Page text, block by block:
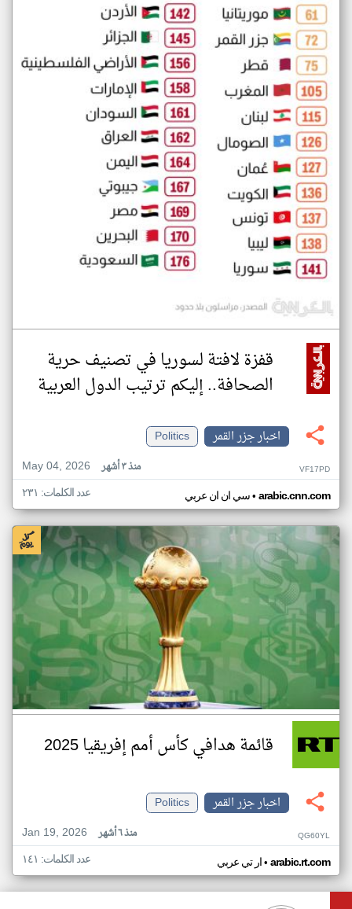
قفزة لافتة لسوريا في تصنيف حرية
الصحافة.. إليكم ترتيب الدول العربية
اخبار جزر القمر
Politics
May 04, 2026
منذ ٣ أشهر VF17PD
سي ان ان عربي• arabic.cnn.com عدد الكلمات: ٢٣١
قائمة هدافي كأس أمم إفريقيا 2025
اخبار جزر القمر
Politics
Jan 19, 2026
منذ ٦ أشهر QG60YL
ار تي عربي• arabic.rt.com عدد الكلمات: ١٤١